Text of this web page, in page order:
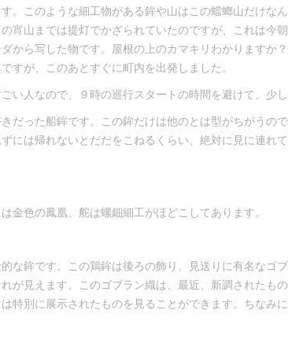
。このような細工物がある鉾や山はこの蟷螂山だけな
宵山までは提灯でかざられていたのですが、これは今
から写した物です。屋根の上のカマキリわかりますか
すが、このあとすぐに町内を出発しました。
い人なので、９時の巡行スタートの時間を避けて、少し
だった船鉾です。この鉾だけは他のとは型がちがうの
には帰れないとだだをこねるくらい、絶対に見に連れ
金色の鳳凰、舵は螺鈿細工がほどこしてあります。
な鉾です。この鶏鉾は後ろの飾り、見送りに有名なゴ
が見えます。このゴブラン織は、最近、新調されたも
特別に展示されたものを見ることができます。ちなみ